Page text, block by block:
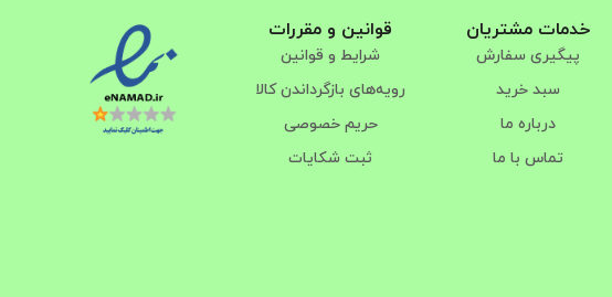
خدمات مشتریان
پیگیری سفارش
سبد خرید
درباره ما
تماس با ما
قوانین و مقررات
شرایط و قوانین
رویه‌های بازگرداندن کالا
حریم خصوصی
ثبت شکایات